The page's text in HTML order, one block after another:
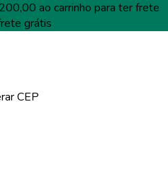
ao carrinho para terfrete
grátis
CEP